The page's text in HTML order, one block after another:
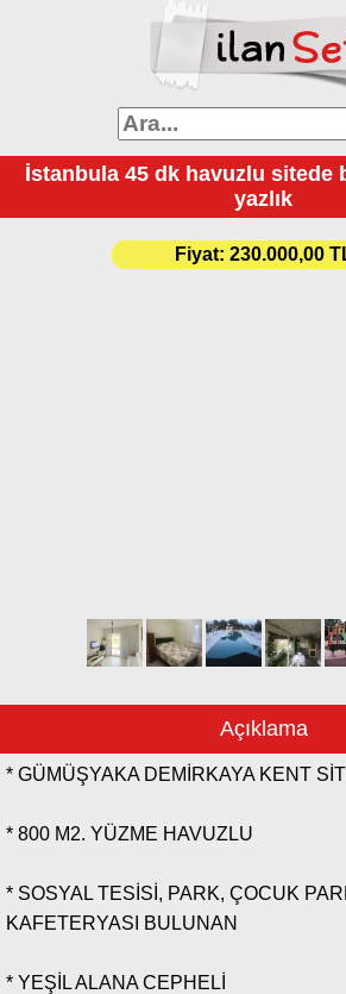
İstanbula 45 dk havuzlu sitede
yazlık
Fiyat: 230.000,00
Açıklama
* GÜMÜŞYAKA DEMİRKAYA KENT
* 800 M2. YÜZME HAVUZLU
* SOSYAL TESİSİ, PARK, ÇOCUK
KAFETERYASI BULUNAN
* YEŞİL ALANA CEPHELİ